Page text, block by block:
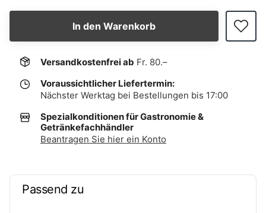
In den Warenkorb
Versandkostenfrei ab Fr. 80.–
Voraussichtlicher Liefertermin:
Nächster Werktag bei Bestellungen bis 17:00
Spezialkonditionen für Gastronomie &
Getränkefachhändler
Beantragen Sie hier ein Konto
Passend zu